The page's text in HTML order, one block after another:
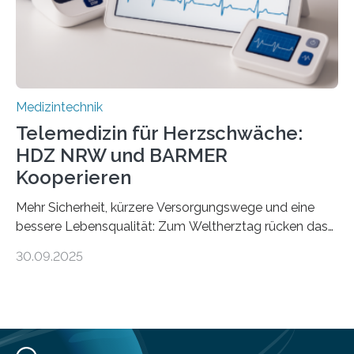
Medizintechnik
Telemedizin für Herzschwäche:
HDZ NRW und BARMER
Kooperieren
Mehr Sicherheit, kürzere Versorgungswege und eine
bessere Lebensqualität: Zum Weltherztag rücken das
Oeynhausen, und die BARMER die Bedürfnisse von
Rund vier Millionen Menschen in Deutschland leiden an
30.09.2025